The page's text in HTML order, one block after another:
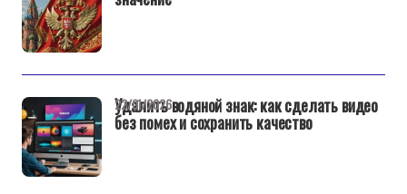
Удалить водяной знак: как сделать видео
без помех и сохранить качество
22/01/2026